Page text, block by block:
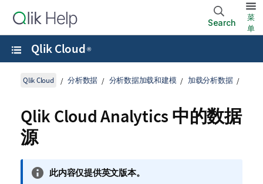
Search
菜
单
Qlik Cloud ®
Qlik Cloud 分析数据 分析数据加载和建模 加载分析数据
Qlik CloudAnalytics 中的数据
源
信
此内容仅提供英文版本。